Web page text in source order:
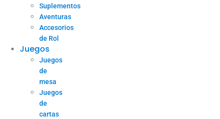
Suplementos
Aventuras
Accesorios
de Rol
Juegos
Juegos
de
mesa
Juegos
de
cartas